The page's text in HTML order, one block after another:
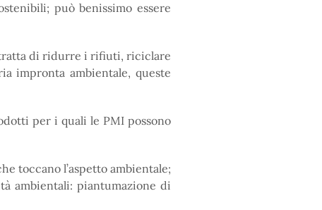
può benissimo essere
tratta di ridurre i rifiuti, riciclare
impronta ambientale, queste
per i quali le PMI possono
toccano l’aspetto ambientale;
ambientali: piantumazione di